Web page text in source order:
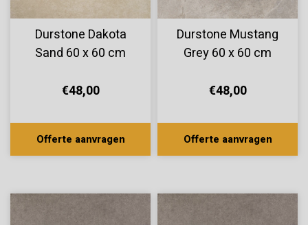
Durstone Dakota
Sand 60 x 60 cm
€48,00
Offerte aanvragen
Durstone Mustang
Grey 60 x 60 cm
€48,00
Offerte aanvragen